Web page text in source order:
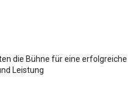
die Bühne für eine erfolgreiche
Leistung